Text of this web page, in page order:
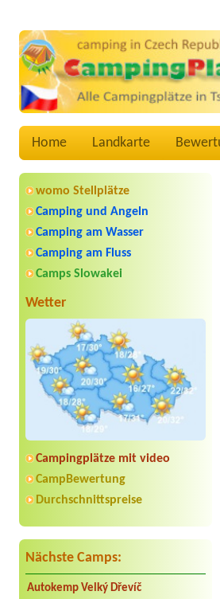
Home Landkarte
womo Stellplätze
Camping und Angeln
Camping am Wasser
Camping am Fluss
Camps Slowakei
Wetter
Campingplätze mit video
CampBewertung
Durchschnittspreise
Nächste Camps:
Autokemp Velký Dřevíč